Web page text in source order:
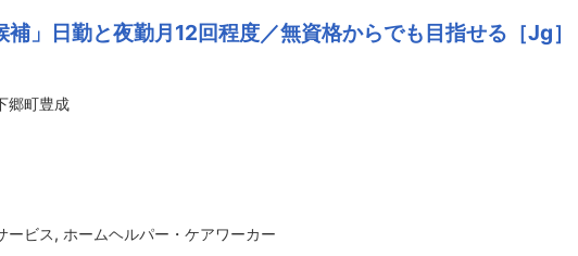
や完全週休二日
ません。 給与：「今は良いけど将来を考えたら今の給与だと難しいよ
給与UPのチャンス多数。最短半年で給与UPした方もいます。 【POINT2：無料で取れる公
を取得して給与もUP。
補」日勤と夜勤月12回程度／無資格からでも目指せる［Jg］
郷町豊成
ービス, ホームヘルパー・ケアワーカー